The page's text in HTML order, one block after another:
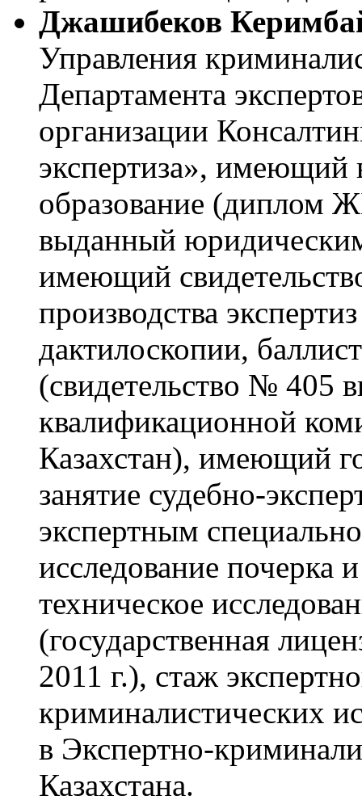
Джашибеков
Управления
Департамента
организации
экспертиза»,
образование (диплом
выданный
имеющий
производства
дактилоскопии,
(свидетельство № 405
квалификационной
Казахстан), имеющий
занятие судебно-
экспертным
исследование почерка
техническое
(государственная
2011 г.), стаж
криминалистических
в Экспертно-
Казахстана.